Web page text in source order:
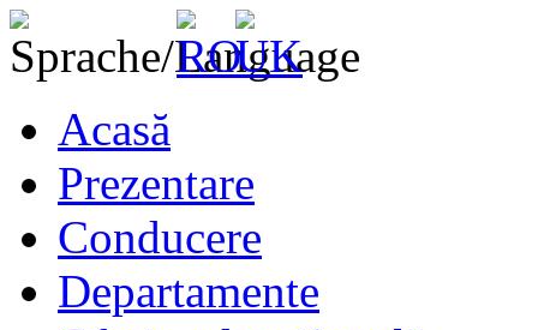
Acasă
Prezentare
Conducere
Departamente